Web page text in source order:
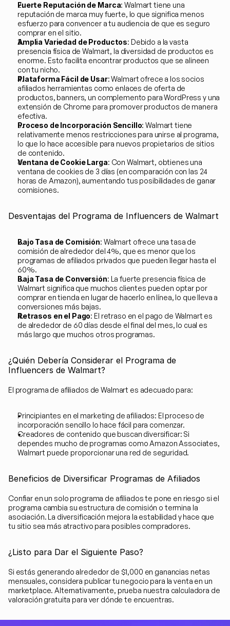
Fuerte Reputación de Marca: Walmart tiene una
reputación de marca muy fuerte, lo que significa menos
esfuerzo para convencer a tu audiencia de que es seguro
comprar en el sitio.
Amplia Variedad de Productos: Debido a la vasta
presencia física de Walmart, la diversidad de productos es
enorme. Esto facilita encontrar productos que se alineen
con tu nicho.
Plataforma Fácil de Usar: Walmart ofrece a los socios
afiliados herramientas como enlaces de oferta de
productos, banners, un complemento para WordPress y una
extensión de Chrome para promover productos de manera
efectiva.
Proceso de Incorporación Sencillo: Walmart tiene
relativamente menos restricciones para unirse al programa,
lo que lo hace accesible para nuevos propietarios de sitios
de contenido.
Ventana de Cookie Larga: Con Walmart, obtienes una
ventana de cookies de 3 días (en comparación con las 24
horas de Amazon), aumentando tus posibilidades de ganar
comisiones.
Desventajas del Programa de Influencers de Walmart
Bajo Tasa de Comisión: Walmart ofrece una tasa de
comisión de alrededor del 4%, que es menor que los
programas de afiliados privados que pueden llegar hasta el
60%.
Baja Tasa de Conversión: La fuerte presencia física de
Walmart significa que muchos clientes pueden optar por
comprar en tienda en lugar de hacerlo en línea, lo que lleva a
conversiones más bajas.
Retrasos en el Pago: El retraso en el pago de Walmart es
de alrededor de 60 días desde el final del mes, lo cual es
más largo que muchos otros programas.
¿Quién Debería Considerar el Programa de
Influencers de Walmart?
El programa de afiliados de Walmart es adecuado para:
Principiantes en el marketing de afiliados: El proceso de
incorporación sencillo lo hace fácil para comenzar.
Creadores de contenido que buscan diversificar: Si
dependes mucho de programas como Amazon Associates,
Walmart puede proporcionar una red de seguridad.
Beneficios de Diversificar Programas de Afiliados
Confiar en un solo programa de afiliados te pone en riesgo si el
programa cambia su estructura de comisión o termina la
asociación. La diversificación mejora la estabilidad y hace que
tu sitio sea más atractivo para posibles compradores.
¿Listo para Dar el Siguiente Paso?
Si estás generando alrededor de $1,000 en ganancias netas
mensuales, considera publicar tu negocio para la venta en un
marketplace. Alternativamente, prueba nuestra calculadora de
valoración gratuita para ver dónde te encuentras.